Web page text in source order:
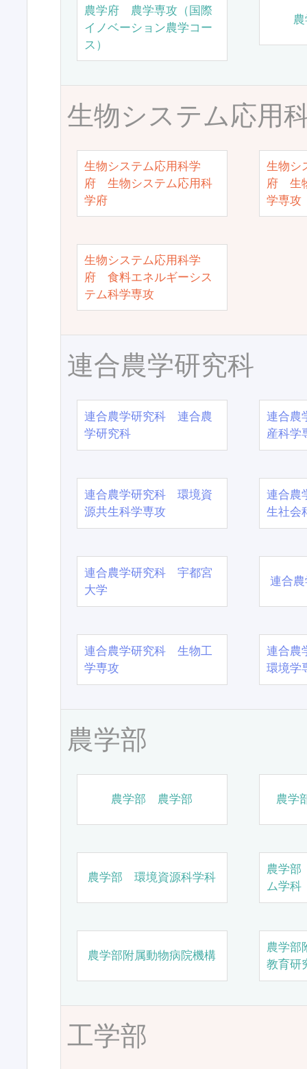
農学府 農学専攻（国際
イノベーション農学コー
ス）
生物システム応用
生物システム応用科学
府 生物システム応用科
学府
生物シ
府 生
学専攻
生物システム応用科学
府 食料エネルギーシス
テム科学専攻
連合農学研究科
連合農学研究科 連合農
学研究科
連合農
産科学
連合農学研究科 環境資
源共生科学専攻
連合農
生社会
連合農学研究科 宇都宮
大学
連合
連合農学研究科 生物工
学専攻
連合農
環境学
農学部
農学部 農学部 農学
農学部 環境資源科学科
農学
ム学科
農学部附属動物病院機構
農学部
教育研
工学部